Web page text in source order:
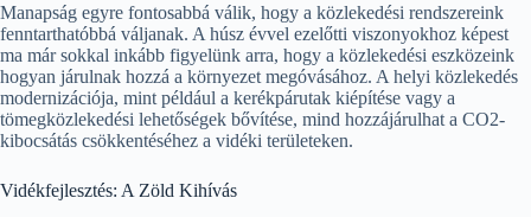
Manapság egyre fontosabbá válik, hogy a közlekedési rendszereink
fenntarthatóbbá váljanak. A húsz évvel ezelőtti viszonyokhoz képest
ma már sokkal inkább figyelünk arra, hogy a közlekedési eszközeink
hogyan járulnak hozzá a környezet megóvásához. A helyi közlekedés
modernizációja, mint például a kerékpárutak kiépítése vagy a
tömegközlekedési lehetőségek bővítése, mind hozzájárulhat a CO2-
kibocsátás csökkentéséhez a vidéki területeken.
Vidékfejlesztés: A Zöld Kihívás